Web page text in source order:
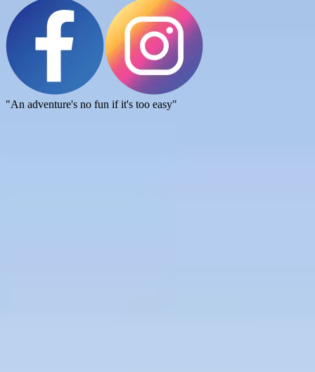
"An adventure's no fun if it's too easy"